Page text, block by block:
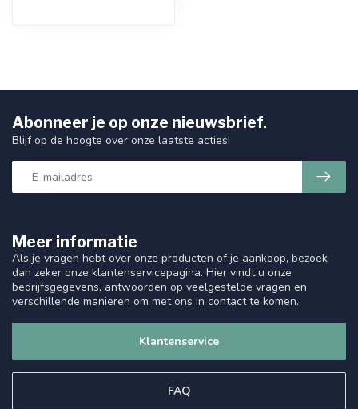
Meer informatie
Als je vragen hebt over onze producten of je aankoop, bezoek
dan zeker onze klantenservicepagina. Hier vindt u onze
bedrijfsgegevens, antwoorden op veelgestelde vragen en
verschillende manieren om met ons in contact te komen.
Klantenservice
FAQ
Abonneer je op onze nieuwsbrief.
Blijf op de hoogte over onze laatste acties!